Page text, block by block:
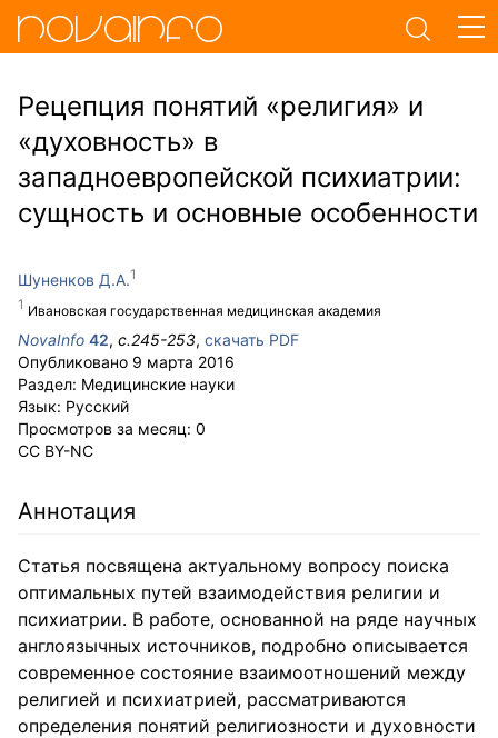
Рецепция понятий «религия» и
«духовность» в
западноевропейской психиатрии:
сущность и основные особенности
Шуненков Д.А.
Ивановская государственная медицинская академия
NovaInfo 42, с.245-253, скачать PDF
Опубликовано 9 марта 2016
Раздел: Медицинские науки
Язык: Русский
Просмотров за месяц: 0
CC BY-NC
Аннотация
Статья посвящена актуальному вопросу поиска
оптимальных путей взаимодействия религии и
психиатрии. В работе, основанной на ряде научных
англоязычных источников, подробно описывается
современное состояние взаимоотношений между
религией и психиатрией, рассматриваются
определения понятий религиозности и духовности